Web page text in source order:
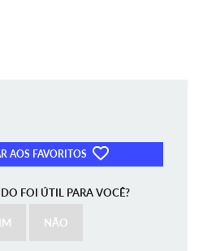
AOS FAVORITOS
FOI ÚTIL PARA VOCÊ?
NÃO